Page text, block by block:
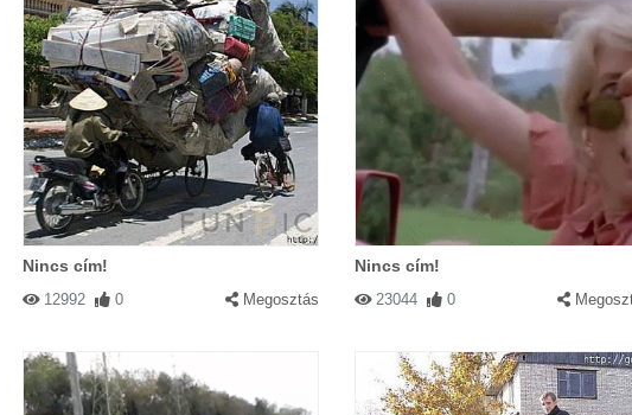
Nincs cím!
12992 0 Megosztás
Nincs cím!
23044 0